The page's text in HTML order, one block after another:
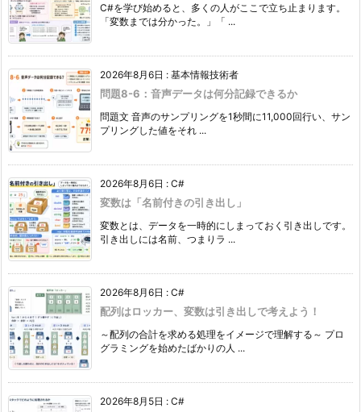
C#を学び始めると、多くの人がここで立ち止まります。
「変数までは分かった。」「 ...
2026年8月6日 : 基本情報技術者
問題8-6：音声データは何分記録できるか
問題文 音声のサンプリングを1秒間に11,000回行い、サン
プリングした値をそれ ...
2026年8月6日 : C#
変数は「名前付きの引き出し」
変数とは、データを一時的にしまっておく引き出しです。
引き出しには名前、つまりラ ...
2026年8月6日 : C#
配列はロッカー、変数は引き出しで考えよう！
～配列の合計を求める処理をイメージで理解する～ プロ
グラミングを始めたばかりの人 ...
2026年8月5日 : C#